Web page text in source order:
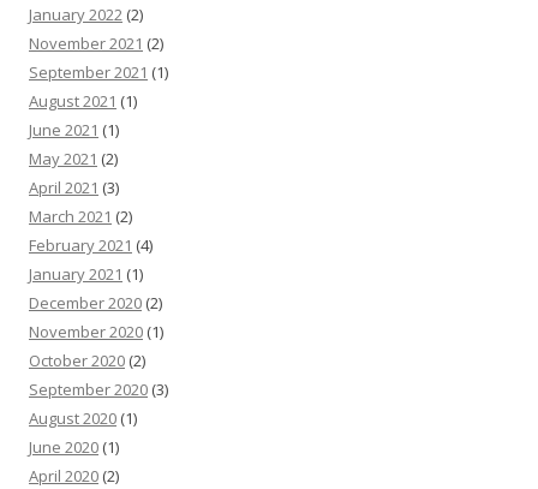
January 2022 (2)
November 2021 (2)
September 2021 (1)
August 2021 (1)
June 2021 (1)
May 2021 (2)
April 2021 (3)
March 2021 (2)
February 2021 (4)
January 2021 (1)
December 2020 (2)
November 2020 (1)
October 2020 (2)
September 2020 (3)
August 2020 (1)
June 2020 (1)
April 2020 (2)